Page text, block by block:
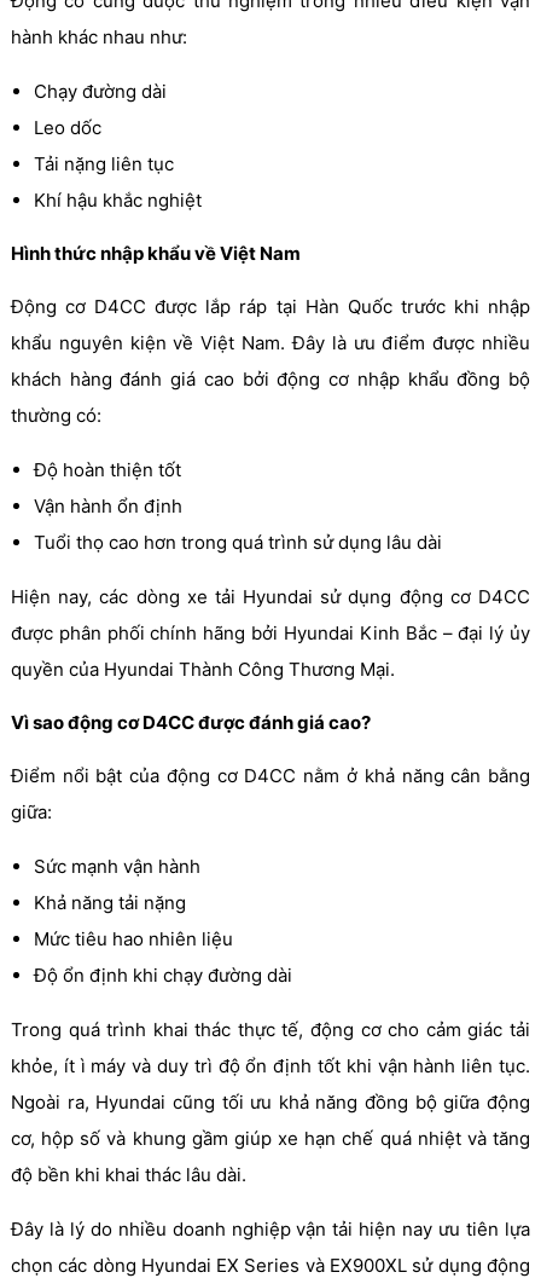
hành khác nhau như:
Chạy đường dài
Leo dốc
Tải nặng liên tục
Khí hậu khắc nghiệt
Hình thức nhập khẩu về Việt Nam
Động cơ D4CC được lắp ráp tại Hàn Quốc trước khi nhập
khẩu nguyên kiện về Việt Nam. Đây là ưu điểm được nhiều
khách hàng đánh giá cao bởi động cơ nhập khẩu đồng bộ
thường có:
Độ hoàn thiện tốt
Vận hành ổn định
Tuổi thọ cao hơn trong quá trình sử dụng lâu dài
Hiện nay, các dòng xe tải Hyundai sử dụng động cơ D4CC
được phân phối chính hãng bởi Hyundai Kinh Bắc – đại lý ủy
quyền của Hyundai Thành Công Thương Mại.
Vì sao động cơ D4CC được đánh giá cao?
Điểm nổi bật của động cơ D4CC nằm ở khả năng cân bằng
giữa:
Sức mạnh vận hành
Khả năng tải nặng
Mức tiêu hao nhiên liệu
Độ ổn định khi chạy đường dài
Trong quá trình khai thác thực tế, động cơ cho cảm giác tải
khỏe, ít ì máy và duy trì độ ổn định tốt khi vận hành liên tục.
Ngoài ra, Hyundai cũng tối ưu khả năng đồng bộ giữa động
cơ, hộp số và khung gầm giúp xe hạn chế quá nhiệt và tăng
độ bền khi khai thác lâu dài.
Đây là lý do nhiều doanh nghiệp vận tải hiện nay ưu tiên lựa
chọn các dòng Hyundai EX Series và EX900XL sử dụng động